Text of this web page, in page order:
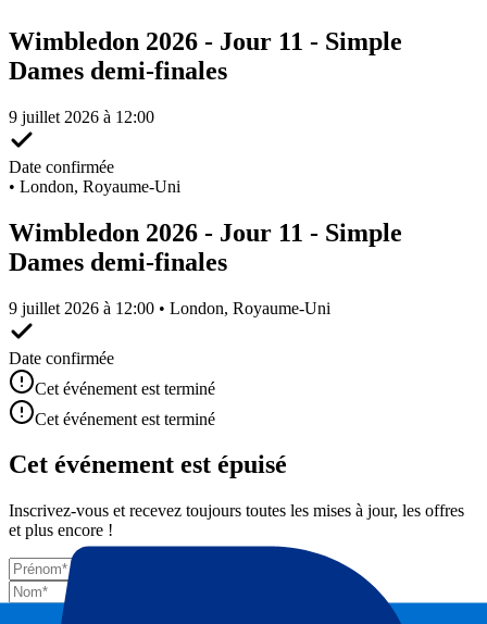
Wimbledon 2026 - Jour 11 - Simple
Dames demi-finales
9 juillet 2026 à 12:00
Date confirmée
• London, Royaume-Uni
Wimbledon 2026 - Jour 11 - Simple
Dames demi-finales
9 juillet 2026 à 12:00 • London, Royaume-Uni
Date confirmée
Cet événement est terminé
Cet événement est terminé
Cet événement est épuisé
Inscrivez-vous et recevez toujours toutes les mises à jour, les offres
et plus encore !